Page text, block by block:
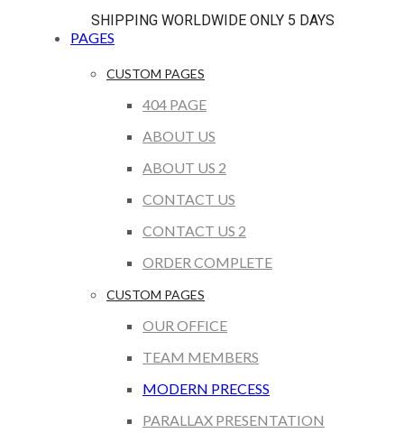
SHIPPING WORLDWIDE ONLY 5 DAYS
PAGES
CUSTOM PAGES
404 PAGE
ABOUT US
ABOUT US 2
CONTACT US
CONTACT US 2
ORDER COMPLETE
CUSTOM PAGES
OUR OFFICE
TEAM MEMBERS
MODERN PRECESS
PARALLAX PRESENTATION